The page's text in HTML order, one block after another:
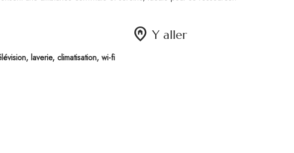
laverie, climatisation, wi-fi
home_pin Y aller